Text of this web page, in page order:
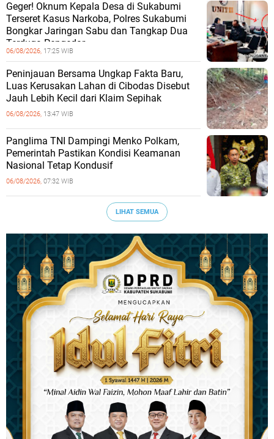
Geger! Oknum Kepala Desa di Sukabumi
Terseret Kasus Narkoba, Polres Sukabumi
Bongkar Jaringan Sabu dan Tangkap Dua
Terduga Pengedar
06/08/2026, 17:25 WIB
Peninjauan Bersama Ungkap Fakta Baru,
Luas Kerusakan Lahan di Cibodas Disebut
Jauh Lebih Kecil dari Klaim Sepihak
06/08/2026, 13:47 WIB
Panglima TNI Dampingi Menko Polkam,
Pemerintah Pastikan Kondisi Keamanan
Nasional Tetap Kondusif
06/08/2026, 07:32 WIB
LIHAT SEMUA